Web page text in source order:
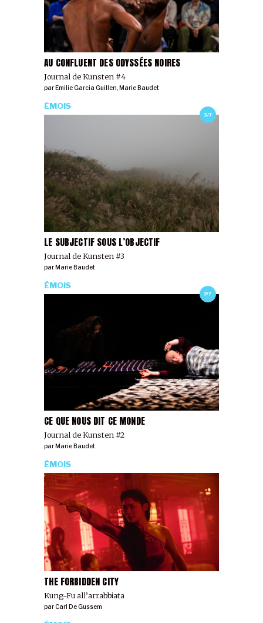
AU CONFLUENT DES ODYSSÉES NOIRES
Journal de Kunsten #4
par Emilie Garcia Guillen, Marie Baudet
3/7
LE SUBJECTIF SOUS L’OBJECTIF
Journal de Kunsten #3
ÉMOIS
parMarie Baudet
2/7
CE QUE NOUS DIT CE MONDE
Journal de Kunsten #2
ÉMOIS
parMarie Baudet
THE FORBIDDEN CITY
Kung-Fu all’arrabbiata
ÉMOIS
parCarl De Gussem